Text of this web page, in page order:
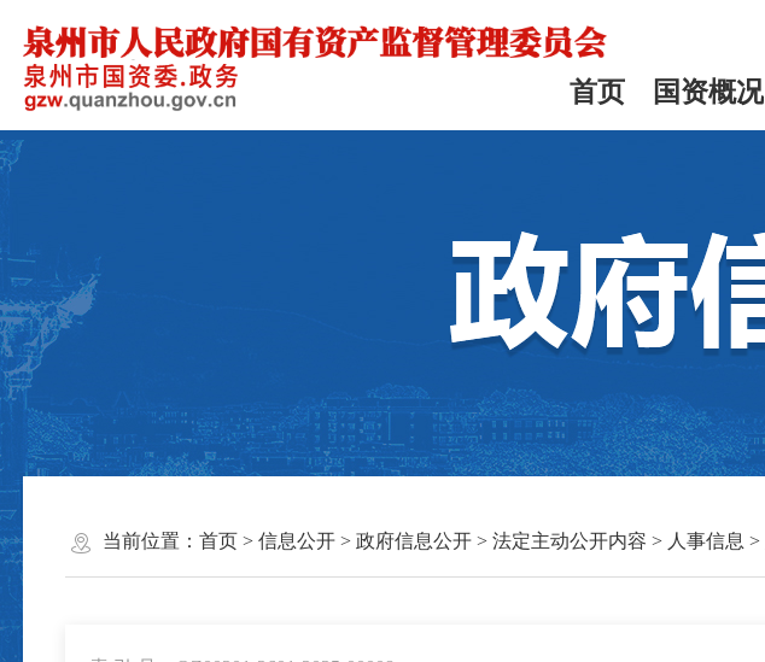
首页 国资概况
当前位置： 首页> 信息公开> 政府信息公开> 法定主动公开内容 > 人事信息 >